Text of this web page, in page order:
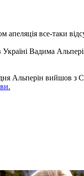
апеляція все-таки
Україні Вадима
Альперін вийшов з